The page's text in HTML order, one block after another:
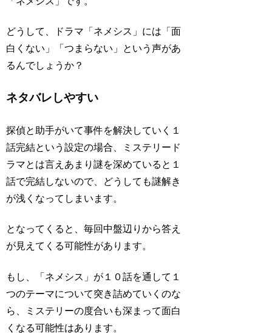
どうして、ドラマ「ネメシス」には「面
白くない」「つまらない」という声があ
るんでしょうか？
ネタバレしやすい
探偵と助手がいて事件を解決していく１
話完結という設定の場合、ミステリード
ラマとは言えあまり謎を深めていると１
話で完結しないので、どうしても謎解き
が浅くなってしまいます。
となってくると、毎回中盤辺りから答え
が見えてくる可能性があります。
もし、「ネメシス」が１０話を通して１
つのテーマについて突き詰めていくのな
ら、ミステリーの度合いも深まって面白
くなる可能性はあります。